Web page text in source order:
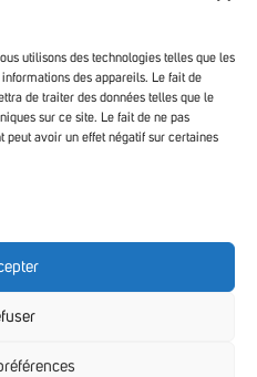
utilisons des technologies telles que les
des appareils. Le fait de
de traiter des données telles que le
sur ce site. Le fait de ne pas
peut avoir un effet négatif sur certaines
conforme